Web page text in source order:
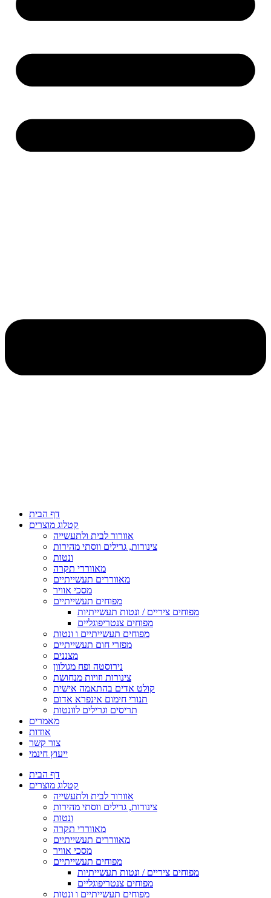
דף הבית
קטלוג מוצרים
אוורור לבית ולתעשייה
צינורות, גרילים ווסתי מהירות
ונטות
מאווררי תקרה
מאווררים תעשייתיים
מסכי אוויר
מפוחים תעשייתיים
מפוחים ציריים / ונטות תעשייתיות
מפוחים צנטריפוגליים
מפוחים תעשייתיים ו ונטות
מפזרי חום תעשייתיים
מצננים
נירוסטה ופח מגולוון
צינורות וזויות מנחושת
קולט אדים בהתאמה אישית
תנורי חימום אינפרא אדום
תריסים וגרילים לוונטות
מאמרים
אודות
צור קשר
ייעוץ חינמי
דף הבית
קטלוג מוצרים
אוורור לבית ולתעשייה
צינורות, גרילים ווסתי מהירות
ונטות
מאווררי תקרה
מאווררים תעשייתיים
מסכי אוויר
מפוחים תעשייתיים
מפוחים ציריים / ונטות תעשייתיות
מפוחים צנטריפוגליים
מפוחים תעשייתיים ו ונטות